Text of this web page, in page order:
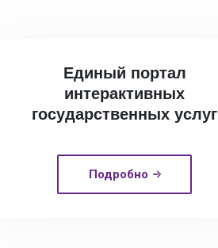
Единый портал
интерактивных
государственных услуг
Подробно